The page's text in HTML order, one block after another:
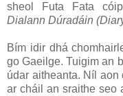
sheol Futa Fata
Dialann Dúradáin
Bím idir dhá
go Gaeilge. Tuigim an
údar aitheanta. Níl
ar cháil an sraithe seo